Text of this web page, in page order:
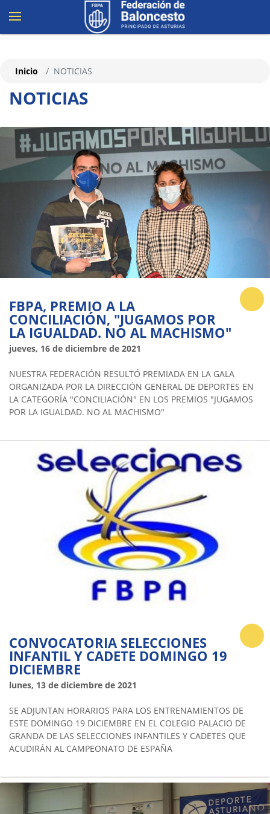
NOTICIAS
Inicio NOTICIAS
FBPA, PREMIO A LA
CONCILIACIÓN, "JUGAMOS POR
LA IGUALDAD. NO AL MACHISMO"
jueves, 16 de diciembre de 2021
NUESTRA FEDERACIÓN RESULTÓ PREMIADA EN LA GALA
ORGANIZADA POR LA DIRECCIÓN GENERAL DE DEPORTES EN
LA CATEGORÍA "CONCILIACIÓN" EN LOS PREMIOS "JUGAMOS
POR LA IGUALDAD. NO AL MACHISMO"
CONVOCATORIA SELECCIONES
INFANTIL Y CADETE DOMINGO 19
DICIEMBRE
lunes, 13 de diciembre de 2021
SE ADJUNTAN HORARIOS PARA LOS ENTRENAMIENTOS DE
ESTE DOMINGO 19 DICIEMBRE EN EL COLEGIO PALACIO DE
GRANDA DE LAS SELECCIONES INFANTILES Y CADETES QUE
ACUDIRÁN AL CAMPEONATO DE ESPAÑA